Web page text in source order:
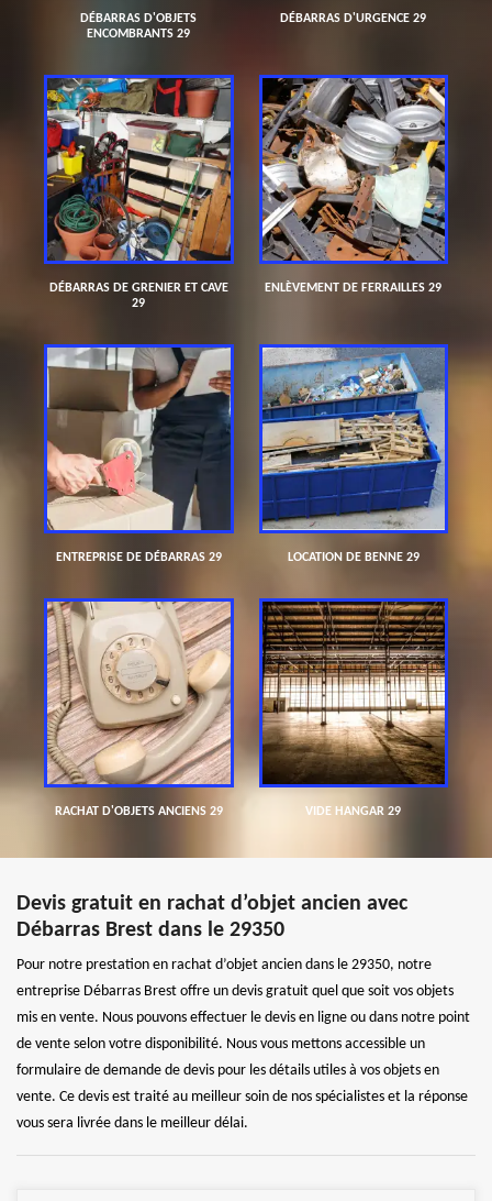
DÉBARRAS D'OBJETS
ENCOMBRANTS 29
DÉBARRAS D'URGENCE 29
DÉBARRAS DE GRENIER ET CAVE
29
ENLÈVEMENT DE FERRAILLES 29
ENTREPRISE DE DÉBARRAS 29 LOCATION DE BENNE 29
RACHAT D'OBJETS ANCIENS 29 VIDE HANGAR 29
Devis gratuit en rachat d’objet ancien avec
Débarras Brest dans le 29350
Pour notre prestation en rachat d’objet ancien dans le 29350, notre
entreprise Débarras Brest offre un devis gratuit quel que soit vos objets
mis en vente. Nous pouvons effectuer le devis en ligne ou dans notre point
de vente selon votre disponibilité. Nous vous mettons accessible un
formulaire de demande de devis pour les détails utiles à vos objets en
vente. Ce devis est traité au meilleur soin de nos spécialistes et la réponse
vous sera livrée dans le meilleur délai.